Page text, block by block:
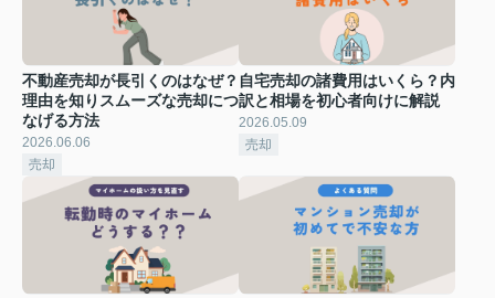
不動産売却が長引くのはなぜ？
理由を知りスムーズな売却につ
なげる方法
2026.06.06
売却
自宅売却の諸費用はいくら？内
訳と相場を初心者向けに解説
2026.05.09
売却